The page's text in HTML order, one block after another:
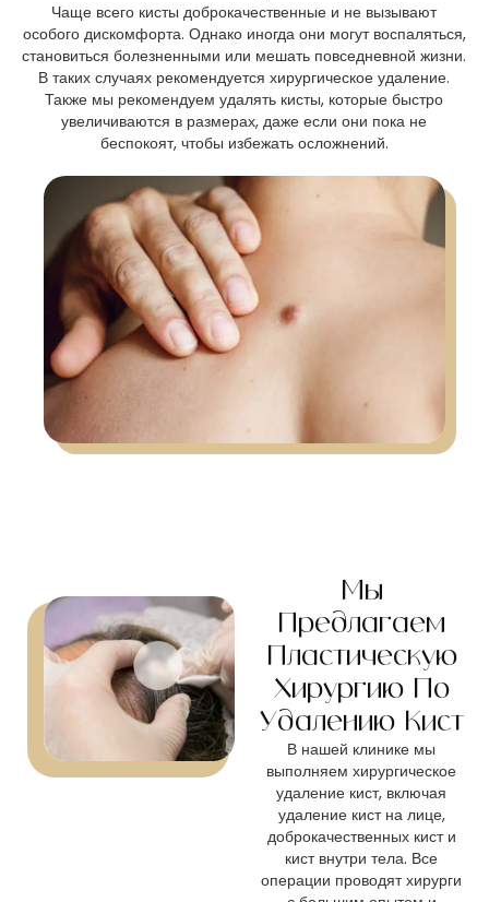
Чаще всего кисты доброкачественные и не вызывают
особого дискомфорта. Однако иногда они могут воспаляться,
становиться болезненными или мешать повседневной жизни.
В таких случаях рекомендуется хирургическое удаление.
Также мы рекомендуем удалять кисты, которые быстро
увеличиваются в размерах, даже если они пока не
беспокоят, чтобы избежать осложнений.
Мы
Предлагаем
Пластическую
Хирургию По
Удалению Кист
В нашей клинике мы
выполняем хирургическое
удаление кист, включая
удаление кист на лице,
доброкачественных кист и
кист внутри тела. Все
операции проводят хирурги